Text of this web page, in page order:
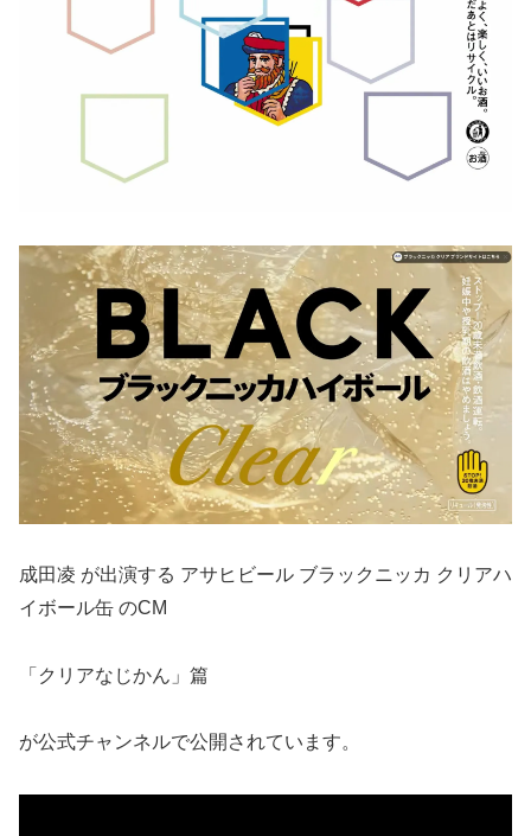
成田凌 が出演する アサヒビール ブラックニッカ クリアハ
イボール缶 のCM
「クリアなじかん」篇
が公式チャンネルで公開されています。